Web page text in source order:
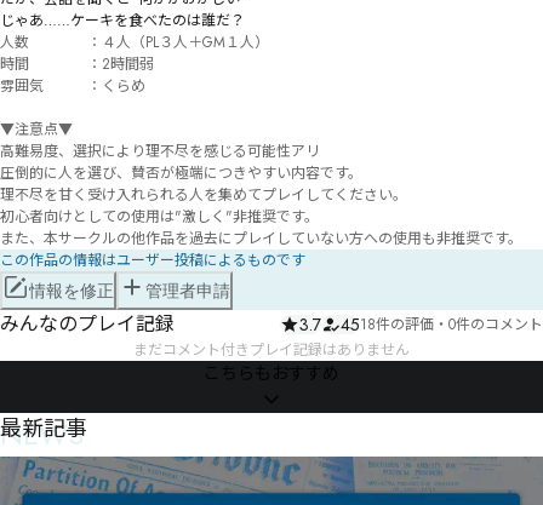
じゃあ……ケーキを食べたのは誰だ？
人数　　　　：４人（PL３人＋GM１人）
時間　　　　：2時間弱
雰囲気　　　：くらめ
▼注意点▼
高難易度、選択により理不尽を感じる可能性アリ
圧倒的に人を選び、賛否が極端につきやすい内容です。
理不尽を甘く受け入れられる人を集めてプレイしてください。
初心者向けとしての使用は"激しく"非推奨です。
また、本サークルの他作品を過去にプレイしていない方への使用も非推奨です。
この作品の情報はユーザー投稿によるものです
情報を修正 管理者申請
みんなのプレイ記録 3.7 4518件の評価 ・ 0件のコメント
まだコメント付きプレイ記録はありません
こちらもおすすめ
NEWS
最新記事